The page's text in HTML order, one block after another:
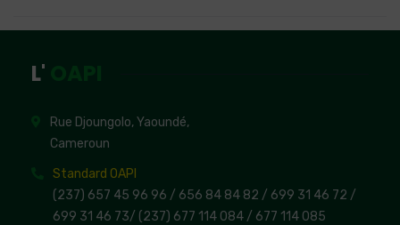
L'
Rue Djoungolo, Yaoundé,
Cameroun
Standard OAPI
(237) 657 45 96 96 / 656 84 84 82 / 699 31 46 72 /
699 31 46 73/ (237) 677 114 084 / 677 114 085